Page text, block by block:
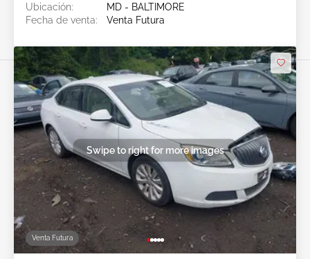
Ubicación:
MD - BALTIMORE
Fecha de venta:
Venta Futura
Venta Futura
Swipe to right for more images